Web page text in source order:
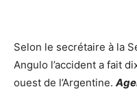
Selon le secrétaire à la
Angulo l’accident a fait
ouest de l’Argentine.